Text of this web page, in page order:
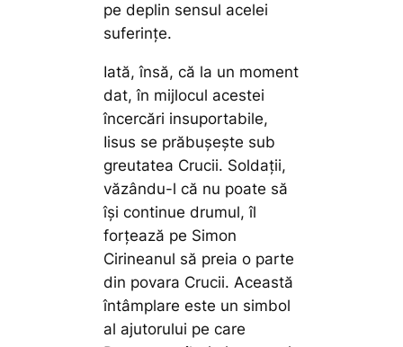
pe deplin sensul acelei
suferințe.
Iată, însă, că la un moment
dat, în mijlocul acestei
încercări insuportabile,
Iisus se prăbușește sub
greutatea Crucii. Soldații,
văzându-l că nu poate să
își continue drumul, îl
forțează pe Simon
Cirineanul să preia o parte
din povara Crucii. Această
întâmplare este un simbol
al ajutorului pe care